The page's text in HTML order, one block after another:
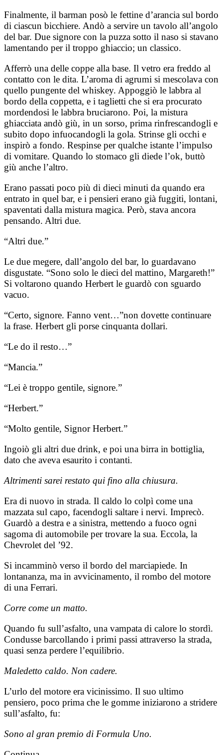
Finalmente, il barman posò le fettine d’arancia sul bordo
di ciascun bicchiere. Andò a servire un tavolo all’angolo
del bar. Due signore con la puzza sotto il naso si stavano
lamentando per il troppo ghiaccio; un classico.
Afferrò una delle coppe alla base. Il vetro era freddo al
contatto con le dita. L’aroma di agrumi si mescolava con
quello pungente del whiskey. Appoggiò le labbra al
bordo della coppetta, e i taglietti che si era procurato
mordendosi le labbra bruciarono. Poi, la mistura
ghiacciata andò giù, in un sorso, prima rinfrescandogli e
subito dopo infuocandogli la gola. Strinse gli occhi e
inspirò a fondo. Respinse per qualche istante l’impulso
di vomitare. Quando lo stomaco gli diede l’ok, buttò
giù anche l’altro.
Erano passati poco più di dieci minuti da quando era
entrato in quel bar, e i pensieri erano già fuggiti, lontani,
spaventati dalla mistura magica. Però, stava ancora
pensando. Altri due.
“Altri due.”
Le due megere, dall’angolo del bar, lo guardavano
disgustate. “Sono solo le dieci del mattino, Margareth!”
Si voltarono quando Herbert le guardò con sguardo
vacuo.
“Certo, signore. Fanno vent…”non dovette continuare
la frase. Herbert gli porse cinquanta dollari.
“Le do il resto…”
“Mancia.”
“Lei è troppo gentile, signore.”
“Herbert.”
“Molto gentile, Signor Herbert.”
Ingoiò gli altri due drink, e poi una birra in bottiglia,
dato che aveva esaurito i contanti.
Altrimenti sarei restato qui fino alla chiusura.
Era di nuovo in strada. Il caldo lo colpì come una
mazzata sul capo, facendogli saltare i nervi. Imprecò.
Guardò a destra e a sinistra, mettendo a fuoco ogni
sagoma di automobile per trovare la sua. Eccola, la
Chevrolet del ’92.
Si incamminò verso il bordo del marciapiede. In
lontananza, ma in avvicinamento, il rombo del motore
di una Ferrari.
Corre come un matto.
Quando fu sull’asfalto, una vampata di calore lo stordì.
Condusse barcollando i primi passi attraverso la strada,
quasi senza perdere l’equilibrio.
Maledetto caldo. Non cadere.
L’urlo del motore era vicinissimo. Il suo ultimo
pensiero, poco prima che le gomme iniziarono a stridere
sull’asfalto, fu:
Sono al gran premio di Formula Uno.